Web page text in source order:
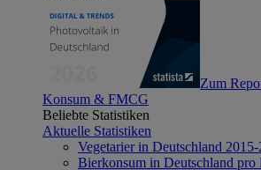
Zum
Konsum & FMCG
Beliebte Statistiken
Aktuelle Statistiken
Vegetarier in Deutschland
Bierkonsum in Deutschland